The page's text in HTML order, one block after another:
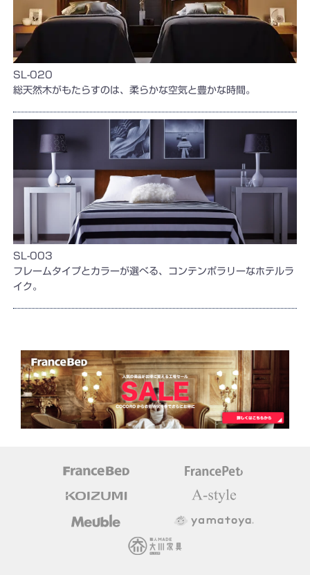
SL-020
総天然木がもたらすのは、柔らかな空気と豊かな時間。
SL-003
フレームタイプとカラーが選べる、コンテンポラリーなホテルラ
イク。